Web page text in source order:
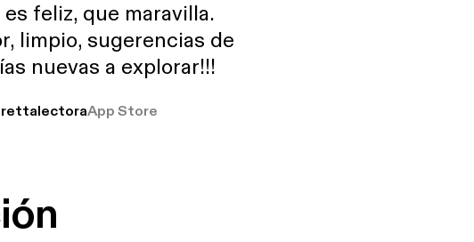
es feliz, que maravilla.
limpio, sugerencias de
nuevas a explorar!!!
App Store